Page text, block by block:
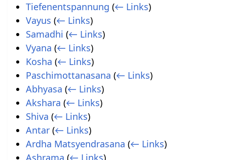
Tiefenentspannung (← Links)
Vayus (← Links)
Samadhi (← Links)
Vyana (← Links)
Kosha (← Links)
Paschimottanasana (← Links)
Abhyasa (← Links)
Akshara (← Links)
Shiva (← Links)
Antar (← Links)
Ardha Matsyendrasana (← Links)